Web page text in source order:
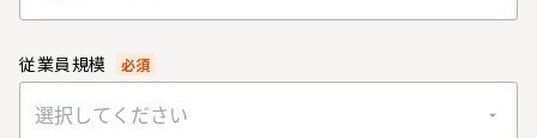
従業員規模 必須
選択してください